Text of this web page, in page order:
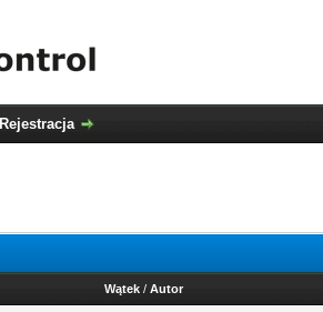
Rejestracja
Wątek / Autor